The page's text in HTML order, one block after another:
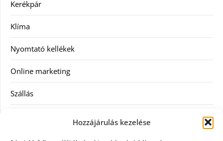
Hozzájárulás kezelése
Kerékpár
Klíma
Nyomtató kellékek
Online marketing
Szállás
Szellőztető